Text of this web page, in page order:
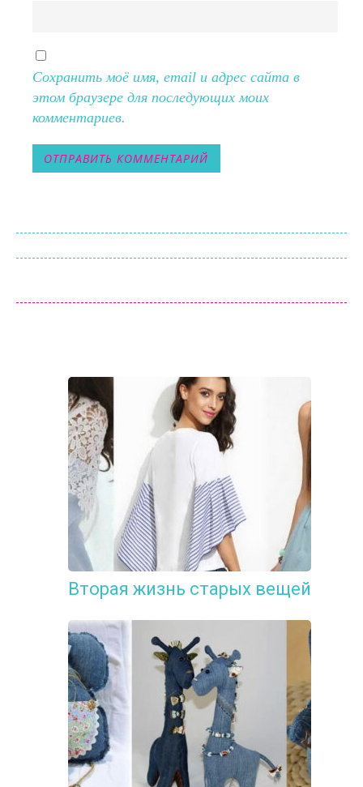
Сохранить моё имя, email и адрес сайта в
этом браузере для последующих моих
комментариев.
Вторая жизнь старых вещей